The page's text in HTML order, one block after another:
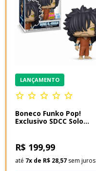
LANÇAMENTO
Boneco Funko Pop!
Exclusivo SDCC Solo
R$ 199,99
até 7x de R$ 28,57 sem juros